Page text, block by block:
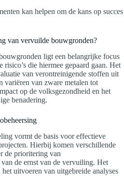
kan helpen om de kans op succes
van vervuilde bouwgronden?
ligt een belangrijke focus
die hiermee gepaard gaan. Het
van verontreinigende stoffen uit
variëren van zware metalen tot
op de volksgezondheid en het
benadering.
vormt de basis voor effectieve
Hierbij komen verschillende
de prioritering van
van de ernst van de vervuiling. Het
uitvoeren van uitgebreide analyses